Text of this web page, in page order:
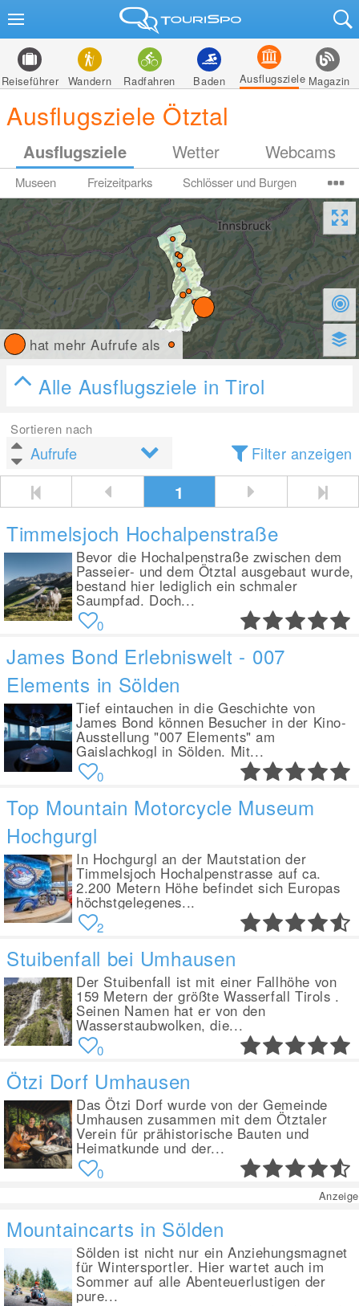
Reiseführer Wandern Radfahren Baden Ausflugsziele Magazin
Ausflugsziele Ötztal
Ausflugsziele Wetter Webcams
Museen Freizeitparks Schlösser und Burgen
hat mehr Aufrufe als
Alle Ausflugsziele in Tirol
Sortieren nach
Filter anzeigen
1
Timmelsjoch Hochalpenstraße
Bevor die Hochalpenstraße zwischen dem
Passeier- und dem Ötztal ausgebaut wurde,
bestand hier lediglich ein schmaler
Saumpfad. Doch...
0
James Bond Erlebniswelt - 007
Elements in Sölden
Tief eintauchen in die Geschichte von
James Bond können Besucher in der Kino-
Ausstellung "007 Elements" am
Gaislachkogl in Sölden. Mit...
0
Top Mountain Motorcycle Museum
Hochgurgl
In Hochgurgl an der Mautstation der
Timmelsjoch Hochalpenstrasse auf ca.
2.200 Metern Höhe befindet sich Europas
höchstgelegenes...
2
Stuibenfall bei Umhausen
Der Stuibenfall ist mit einer Fallhöhe von
159 Metern der größte Wasserfall Tirols .
Seinen Namen hat er von den
Wasserstaubwolken, die...
0
Ötzi Dorf Umhausen
Das Ötzi Dorf wurde von der Gemeinde
Umhausen zusammen mit dem Ötztaler
Verein für prähistorische Bauten und
Heimatkunde und der...
0
Anzeige
Mountaincarts in Sölden
Sölden ist nicht nur ein Anziehungsmagnet
für Wintersportler. Hier wartet auch im
Sommer auf alle Abenteuerlustigen der
pure...